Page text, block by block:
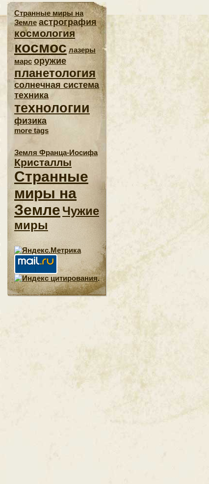
Странные миры на
Земле астрография
космология
космос лазеры
марс оружие
планетология
солнечная система
техника
технологии
физика
more tags
Земля Франца-Иосифа
Кристаллы
Странные
миры на
Земле Чужие
миры
.